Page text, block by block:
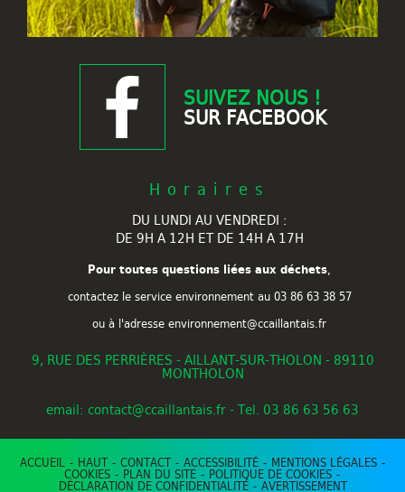
SUIVEZ NOUS !
SUR FACEBOOK
Horaires
DU LUNDI AU VENDREDI :
DE 9H A 12H ET DE 14H A 17H
Pour toutes questions liées aux déchets,
contactez le service environnement au 03 86 63 38 57
ou à l'adresse environnement@ccaillantais.fr
9, RUE DES PERRIÈRES - AILLANT-SUR-THOLON - 89110
MONTHOLON
email: contact@ccaillantais.fr - Tel. 03 86 63 56 63
ACCUEIL HAUT CONTACT ACCESSIBILITÉ MENTIONS LÉGALES
COOKIES PLAN DU SITE POLITIQUE DE COOKIES
DÉCLARATION DE CONFIDENTIALITÉ AVERTISSEMENT